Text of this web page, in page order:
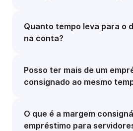
Quanto tempo leva para o
na conta?
Posso ter mais de um
consignado ao mesmo
O que é a margem
empréstimo para